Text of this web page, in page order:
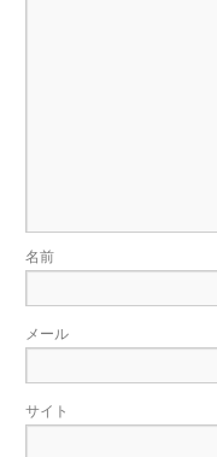
名前
メール
サイト